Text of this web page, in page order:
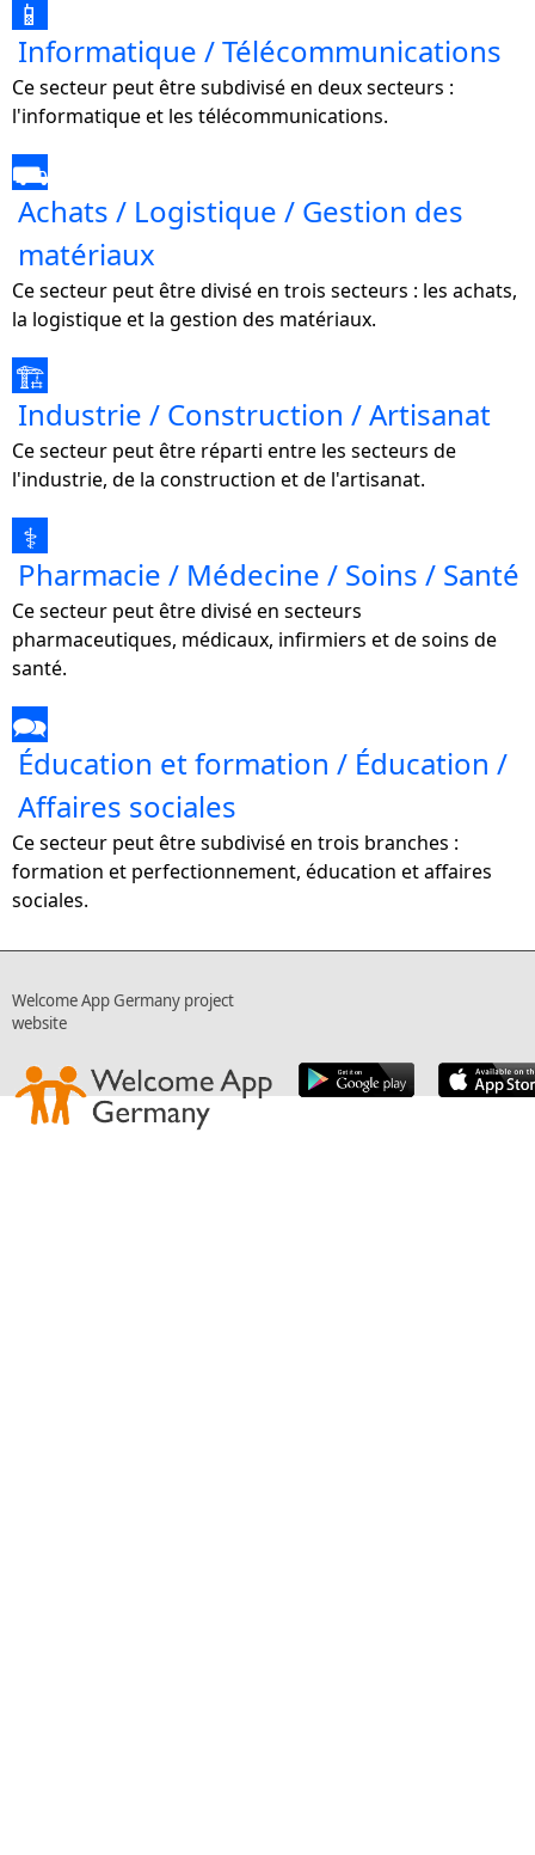
📱
Informatique / Télécommunications
Ce secteur peut être subdivisé en deux secteurs :
l'informatique et les télécommunications.
⛟
Achats / Logistique / Gestion des
matériaux
Ce secteur peut être divisé en trois secteurs : les achats,
la logistique et la gestion des matériaux.
🏗
Industrie / Construction / Artisanat
Ce secteur peut être réparti entre les secteurs de
l'industrie, de la construction et de l'artisanat.
⚕
Pharmacie / Médecine / Soins / Santé
Ce secteur peut être divisé en secteurs
pharmaceutiques, médicaux, infirmiers et de soins de
santé.
🗪
Éducation et formation / Éducation /
Affaires sociales
Ce secteur peut être subdivisé en trois branches :
formation et perfectionnement, éducation et affaires
sociales.
Welcome App Germany project
website